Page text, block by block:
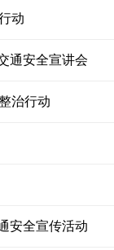
动
通安全宣讲会
治行动
安全宣传活动